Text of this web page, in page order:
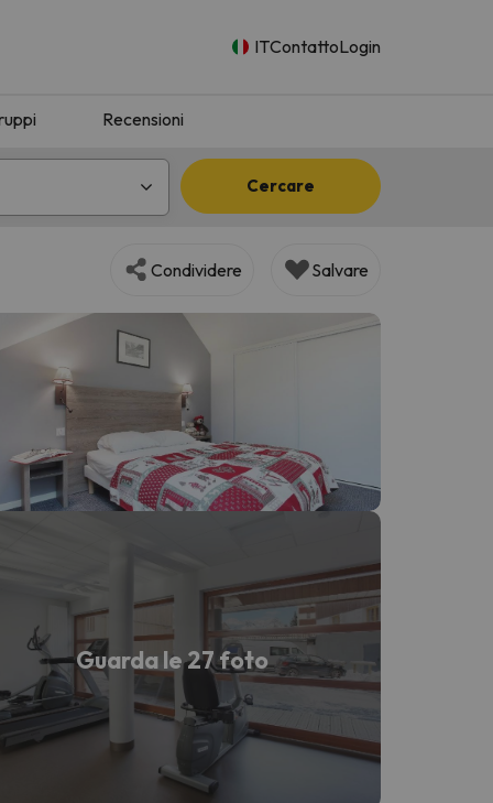
ITContattoLogin
Recensioni
Cercare
Condividere Salvare
Guarda le 27 foto